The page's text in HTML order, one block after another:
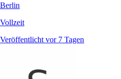
Berlin
Vollzeit
Veröffentlicht vor 7 Tagen